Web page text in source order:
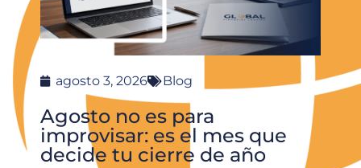
agosto 3, 2026 Blog
Agosto no es para
improvisar: es el mes que
decide tu cierre de año